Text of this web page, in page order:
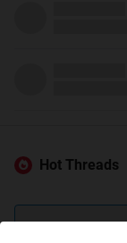
Hot Threads